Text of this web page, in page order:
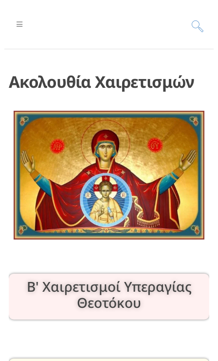
Ακολουθία Χαιρετισμών
B' Χαιρετισμοί Υπεραγίας
Θεοτόκου